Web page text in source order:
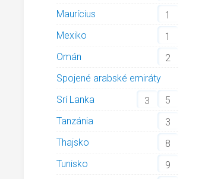
Maurícius
1
Mexiko
1
Omán
2
Spojené arabské emiráty
5
Srí Lanka
3
Tanzánia
3
Thajsko
8
Tunisko
9